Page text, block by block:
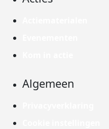
Algemeen